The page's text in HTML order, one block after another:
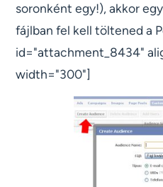
soronként egy!), akkor
fájlban fel kell töltened a
id="attachment_8434"
width="300"]